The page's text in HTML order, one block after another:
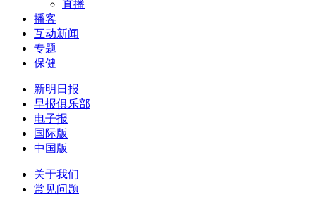
直播
播客
互动新闻
专题
保健
新明日报
早报俱乐部
电子报
国际版
中国版
关于我们
常见问题